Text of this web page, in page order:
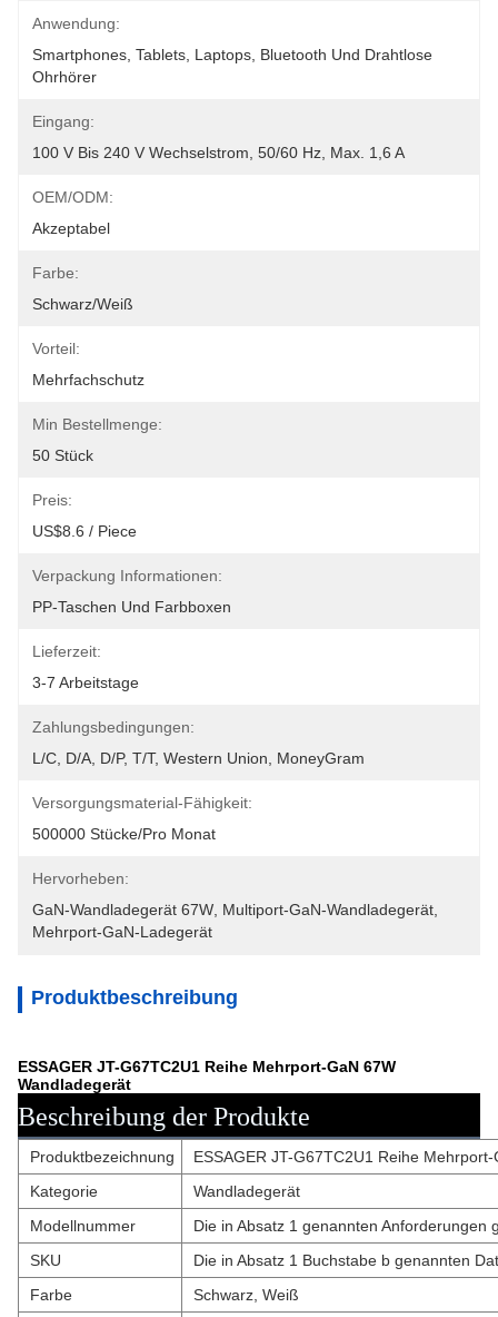
Anwendung:
Smartphones, Tablets, Laptops, Bluetooth Und Drahtlose
Ohrhörer
Eingang:
100 V Bis 240 V Wechselstrom, 50/60 Hz, Max. 1,6 A
OEM/ODM:
Akzeptabel
Farbe:
Schwarz/Weiß
Vorteil:
Mehrfachschutz
Min Bestellmenge:
50 Stück
Preis:
US$8.6 / Piece
Verpackung Informationen:
PP-Taschen Und Farbboxen
Lieferzeit:
3-7 Arbeitstage
Zahlungsbedingungen:
L/C, D/A, D/P, T/T, Western Union, MoneyGram
Versorgungsmaterial-Fähigkeit:
500000 Stücke/pro Monat
Hervorheben:
GaN-Wandladegerät 67W Multiport-GaN-Wandladegerät
Mehrport-GaN-Ladegerät
Produktbeschreibung
ESSAGER JT-G67TC2U1 Reihe Mehrport-GaN 67W
Wandladegerät
Beschreibung der Produkte
Produktbezeichnung
ESSAGER JT-G67TC2U1 Reihe
Kategorie
Wandladegerät
Modellnummer
Die in Absatz 1 genannten Anforderungen
SKU
Die in Absatz 1 Buchstabe b genannten
Farbe
Schwarz, Weiß